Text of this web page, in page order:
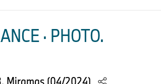
· PHOTO.
Miramas (04/2024)